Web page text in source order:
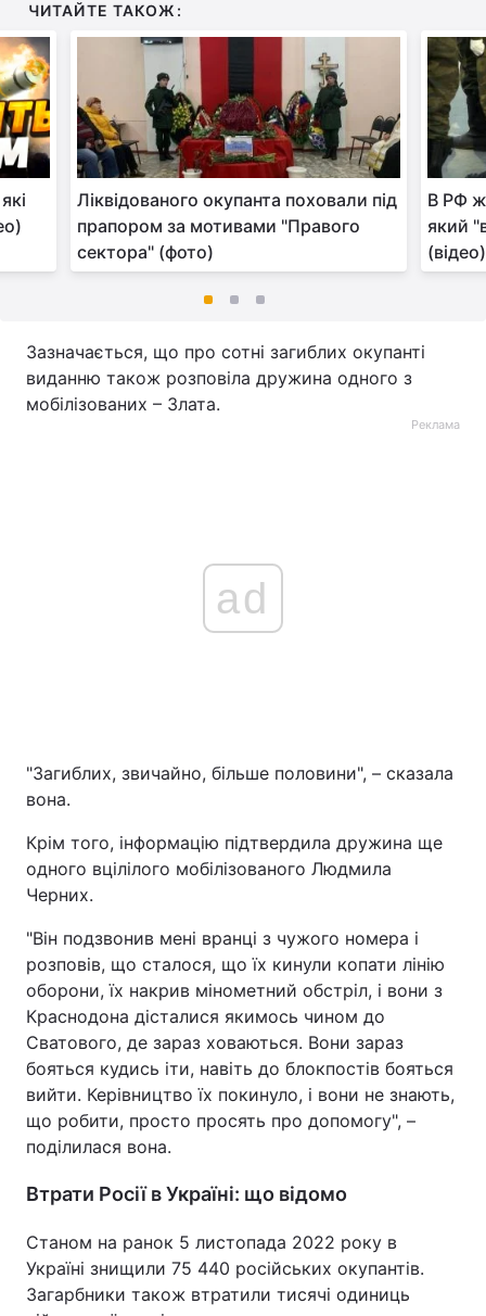
ЧИТАЙТЕ ТАКОЖ:
Ліквідованого окупанта поховали під
прапором за мотивами "Правого
сектора" (фото)
В РФ
який
(відео)
Зазначається, що про сотні загиблих окупанті
виданню також розповіла дружина одного з
мобілізованих – Злата.
Реклама
ad
"Загиблих, звичайно, більше половини", – сказала
вона.
Крім того, інформацію підтвердила дружина ще
одного вцілілого мобілізованого Людмила
Черних.
"Він подзвонив мені вранці з чужого номера і
розповів, що сталося, що їх кинули копати лінію
оборони, їх накрив мінометний обстріл, і вони з
Краснодона дісталися якимось чином до
Сватового, де зараз ховаються. Вони зараз
бояться кудись іти, навіть до блокпостів бояться
вийти. Керівництво їх покинуло, і вони не знають,
що робити, просто просять про допомогу", –
поділилася вона.
Втрати Росії в Україні: що відомо
Станом на ранок 5 листопада 2022 року в
Україні знищили 75 440 російських окупантів.
Загарбники також втратили тисячі одиниць